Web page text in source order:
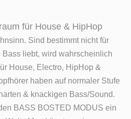
für House & HipHop
Sind bestimmt nicht für
liebt, wird wahrscheinlich
House, Electro, HipHop &
haben auf normaler Stufe
& knackigen Bass/Sound.
BASS BOSTED MODUS ein